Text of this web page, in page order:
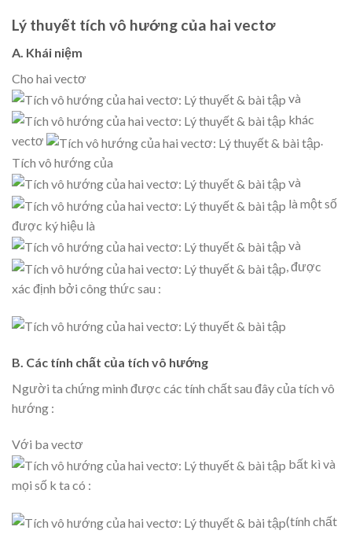
Lý thuyết tích vô hướng của hai vectơ
A. Khái niệm
Cho hai vectơ
và
khác
vectơ
.
Tích vô hướng của
và
là một số
được ký hiệu là
và
, được
xác định bởi công thức sau :
B. Các tính chất của tích vô hướng
Người ta chứng minh được các tính chất sau đây của tích vô
hướng :
Với ba vectơ
bất kì và
mọi số k ta có :
(tính chất